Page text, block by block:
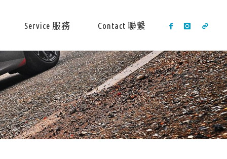
Service 服務 Contact 聯繫